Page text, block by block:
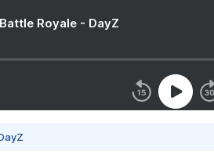
Royale - DayZ